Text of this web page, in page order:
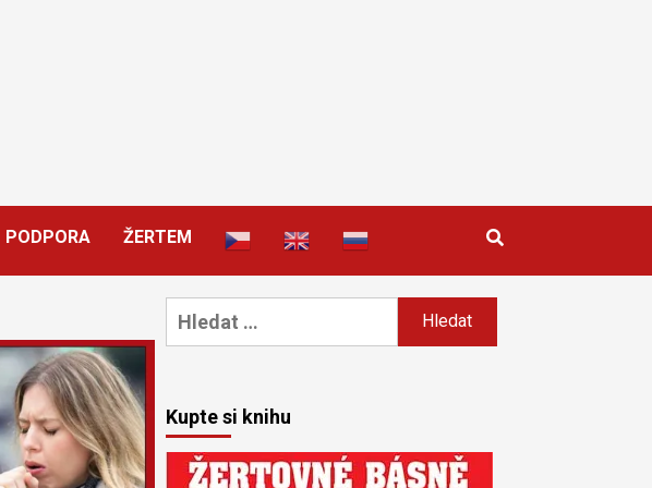
PODPORA ŽERTEM
Vyhledávání
Kupte si knihu